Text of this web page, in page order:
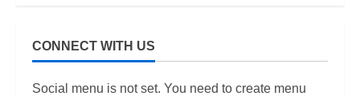
biết năm
CONNECT WITH US
Social menu is not set. You need to create menu